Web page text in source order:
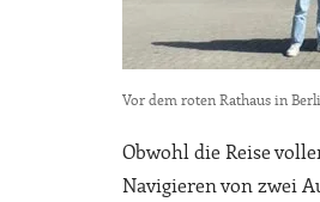
Vor dem roten Rathaus in
Obwohl die Reise
Navigieren von zwei